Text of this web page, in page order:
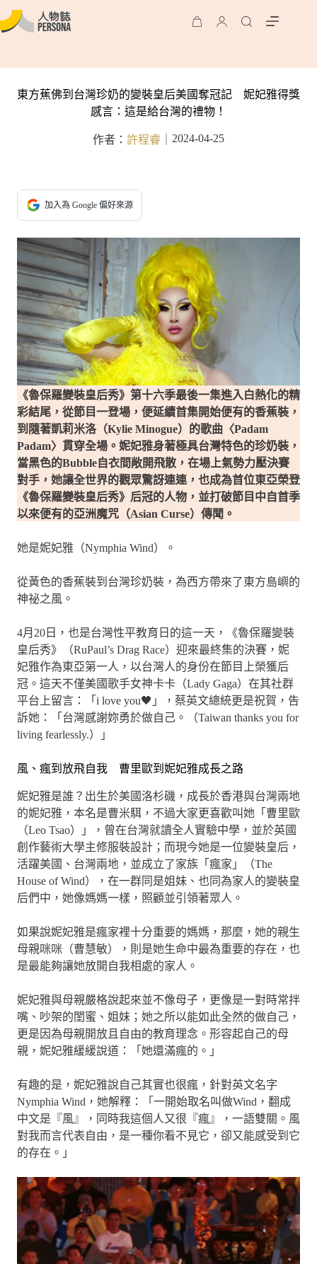
東方蕉佛到台灣珍奶的變裝皇后美國奪冠記 妮妃雅得獎
感言：這是給台灣的禮物！
作者： 許程睿 2024-04-25
加入為 Google 偏好來源
《魯保羅變裝皇后秀》第十六季最後一集進入白熱化的精
彩結尾，從節目一登場，便延續首集開始便有的香蕉裝，
到隨著凱莉米洛（Kylie Minogue）的歌曲〈Padam
Padam〉貫穿全場。妮妃雅身著極具台灣特色的珍奶裝，
當黑色的Bubble自衣間敞開飛散，在場上氣勢力壓決賽
對手，她讓全世界的觀眾驚訝連連，也成為首位東亞榮登
《魯保羅變裝皇后秀》后冠的人物，並打破節目中自首季
以來便有的亞洲魔咒（Asian Curse）傳聞。
她是妮妃雅（Nymphia Wind）。
從黃色的香蕉裝到台灣珍奶裝，為西方帶來了東方島嶼的
神祕之風。
4月20日，也是台灣性平教育日的這一天，《魯保羅變裝
皇后秀》（RuPaul’s Drag Race）迎來最終集的決賽，妮
妃雅作為東亞第一人，以台灣人的身份在節目上榮獲后
冠。這天不僅美國歌手女神卡卡（Lady Gaga）在其社群
平台上留言：「i love you🖤」，蔡英文總統更是祝賀，告
訴她：「台灣感謝妳勇於做自己。（Taiwan thanks you for
living fearlessly.）」
風、瘋到放飛自我 曹里歐到妮妃雅成長之路
妮妃雅是誰？出生於美國洛杉磯，成長於香港與台灣兩地
的妮妃雅，本名是曹米駬，不過大家更喜歡叫她「曹里歐
（Leo Tsao）」，曾在台灣就讀全人實驗中學，並於英國
創作藝術大學主修服裝設計；而現今她是一位變裝皇后，
活躍美國、台灣兩地，並成立了家族「瘋家」（The
House of Wind），在一群同是姐妹、也同為家人的變裝皇
后們中，她像媽媽一樣，照顧並引領著眾人。
如果說妮妃雅是瘋家裡十分重要的媽媽，那麼，她的親生
母親咪咪（曹慧敏），則是她生命中最為重要的存在，也
是最能夠讓她放開自我相處的家人。
妮妃雅與母親嚴格說起來並不像母子，更像是一對時常拌
嘴、吵架的閨蜜、姐妹；她之所以能如此全然的做自己，
更是因為母親開放且自由的教育理念。形容起自己的母
親，妮妃雅緩緩說道：「她還滿瘋的。」
有趣的是，妮妃雅說自己其實也很瘋，針對英文名字
Nymphia Wind，她解釋：「一開始取名叫做Wind，翻成
中文是『風』，同時我這個人又很『瘋』，一語雙關。風
對我而言代表自由，是一種你看不見它，卻又能感受到它
的存在。」